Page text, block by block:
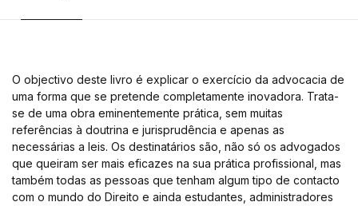
O objectivo deste livro é explicar o exercício da advocacia de
uma forma que se pretende completamente inovadora. Trata-
se de uma obra eminentemente prática, sem muitas
referências à doutrina e jurisprudência e apenas as
necessárias a leis. Os destinatários são, não só os advogados
que queiram ser mais eficazes na sua prática profissional, mas
também todas as pessoas que tenham algum tipo de contacto
com o mundo do Direito e ainda estudantes, administradores